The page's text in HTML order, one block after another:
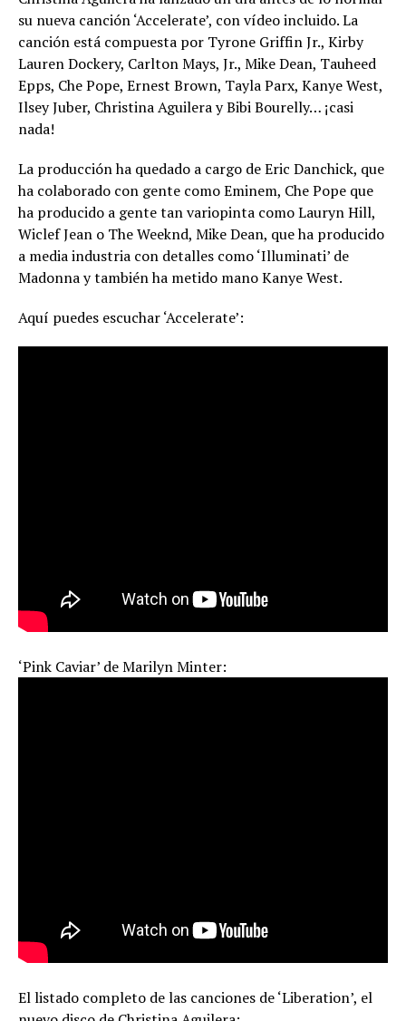
su nueva canción ‘Accelerate’, con vídeo incluido. La
canción está compuesta por Tyrone Griffin Jr., Kirby
Lauren Dockery, Carlton Mays, Jr., Mike Dean, Tauheed
Epps, Che Pope, Ernest Brown, Tayla Parx, Kanye West,
Ilsey Juber, Christina Aguilera y Bibi Bourelly… ¡casi
nada!
La producción ha quedado a cargo de Eric Danchick, que
ha colaborado con gente como Eminem, Che Pope que
ha producido a gente tan variopinta como Lauryn Hill,
Wiclef Jean o The Weeknd, Mike Dean, que ha producido
a media industria con detalles como ‘Illuminati’ de
Madonna y también ha metido mano Kanye West.
Aquí puedes escuchar ‘Accelerate’:
‘Pink Caviar’ de Marilyn Minter:
El listado completo de las canciones de ‘Liberation’, el